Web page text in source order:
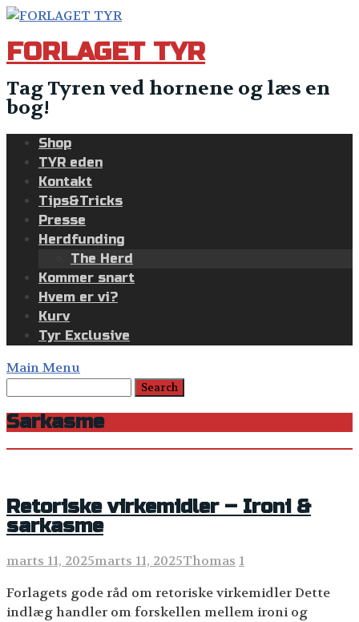
Skip
content
FORLAGET TYR
Tag Tyren ved hornene og læs en
bog!
Shop
TYR eden
Kontakt
Tips&Tricks
Presse
Herdfunding
The Herd
Kommer snart
Hvem er vi?
Kurv
Tyr Exclusive
Main Menu
Sarkasme
Retoriske virkemidler – Ironi &
sarkasme
marts 11, 2025marts 11, 2025Thomas 1
Forlagets gode råd om retoriske virkemidler Dette
indlæg handler om forskellen mellem ironi og